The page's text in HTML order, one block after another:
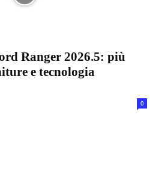
Ranger 2026.5: più
e tecnologia
0